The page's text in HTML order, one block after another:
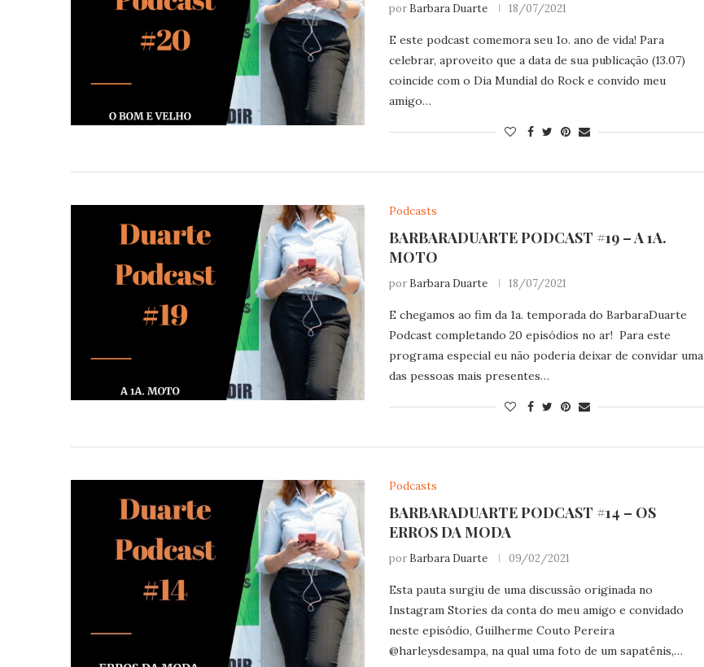
por Barbara Duarte 18/07/2021
E este podcast comemora seu 1o. ano de vida! Para
celebrar, aproveito que a data de sua publicação (13.07)
coincide com o Dia Mundial do Rock e convido meu
amigo…
Podcasts
BARBARADUARTE PODCAST #19 – A 1A.
MOTO
por Barbara Duarte 18/07/2021
E chegamos ao fim da 1a. temporada do BarbaraDuarte
Podcast completando 20 episódios no ar! Para este
programa especial eu não poderia deixar de convidar uma
das pessoas mais presentes…
Podcasts
BARBARADUARTE PODCAST #14 – OS
ERROS DA MODA
por Barbara Duarte 09/02/2021
Esta pauta surgiu de uma discussão originada no
Instagram Stories da conta do meu amigo e convidado
neste episódio, Guilherme Couto Pereira
@harleysdesampa, na qual uma foto de um sapatênis,…